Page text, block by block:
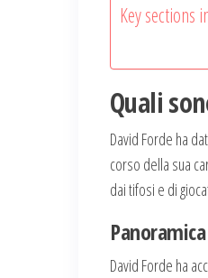
Key sections
Quali
David Forde ha
corso della sua
dai tifosi e di
David Forde ha